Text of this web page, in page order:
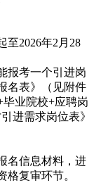
至2026年2月28
报考一个引进岗
名表》（见附件
毕业院校+应聘岗
进需求岗位表》
名信息材料，进
复审环节。